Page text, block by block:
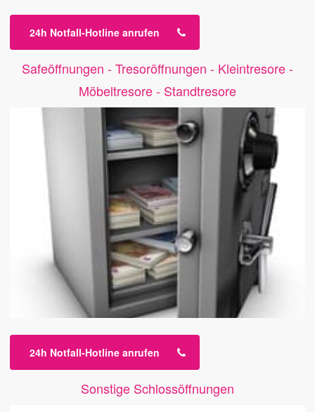
24h Notfall-Hotline anrufen
Safeöffnungen - Tresoröffnungen - Kleintresore -
Möbeltresore - Standtresore
24h Notfall-Hotline anrufen
Sonstige Schlossöffnungen